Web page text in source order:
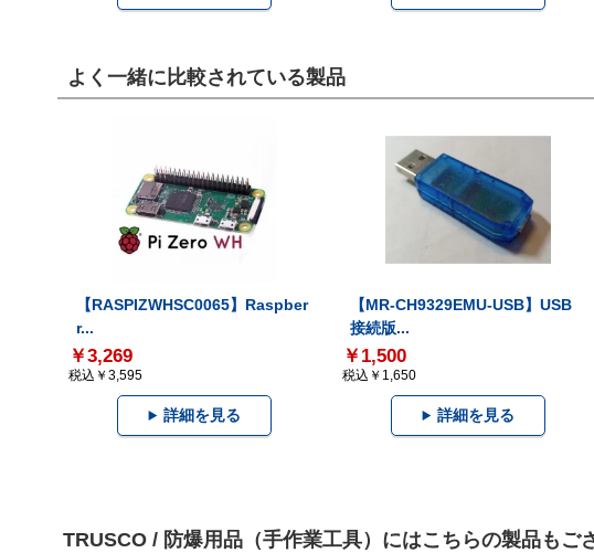
よく一緒に比較されている製品
【RASPIZWHSC0065】Raspber
r...
￥3,269
税込￥3,595
詳細を見る
【MR-CH9329EMU-USB】USB
接続版...
￥1,500
税込￥1,650
詳細を見る
TRUSCO / 防爆用品（手作業工具）にはこちらの製品もご